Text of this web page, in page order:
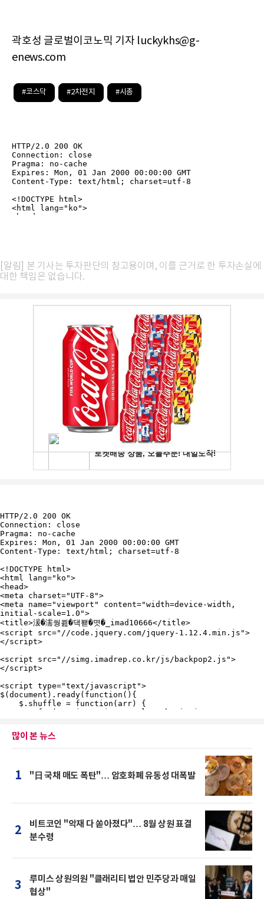
곽호성 글로벌이코노믹 기자 luckykhs@g-
enews.com
#코스닥 #2차전지 #시총
[알림] 본 기사는 투자판단의 참고용이며, 이를 근거로 한 투자손실에
대한 책임은 없습니다.
많이 본 뉴스
1 "日 국채 매도 폭탄"… 암호화폐 유동성 대폭발
2
비트코인 "악재 다 쏟아졌다"… 8월 상원 표결
분수령
3
루미스 상원의원 "클래리티 법안 민주당과 매일
협상"